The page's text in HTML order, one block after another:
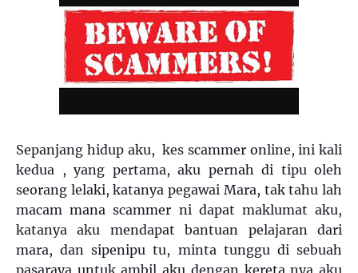
Sepanjang hidup aku, kes scammer online, ini kali
kedua , yang pertama, aku pernah di tipu oleh
seorang lelaki, katanya pegawai Mara, tak tahu lah
macam mana scammer ni dapat maklumat aku,
katanya aku mendapat bantuan pelajaran dari
mara, dan sipenipu tu, minta tunggu di sebuah
pasaraya untuk ambil aku dengan kereta nya aku